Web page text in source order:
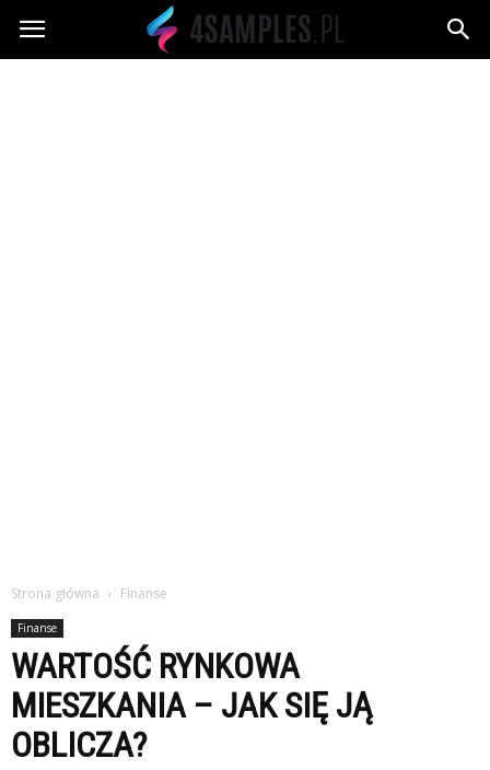
4samples.pl
Strona główna Finanse
Finanse
WARTOŚĆ RYNKOWA
MIESZKANIA – JAK SIĘ JĄ
OBLICZA?